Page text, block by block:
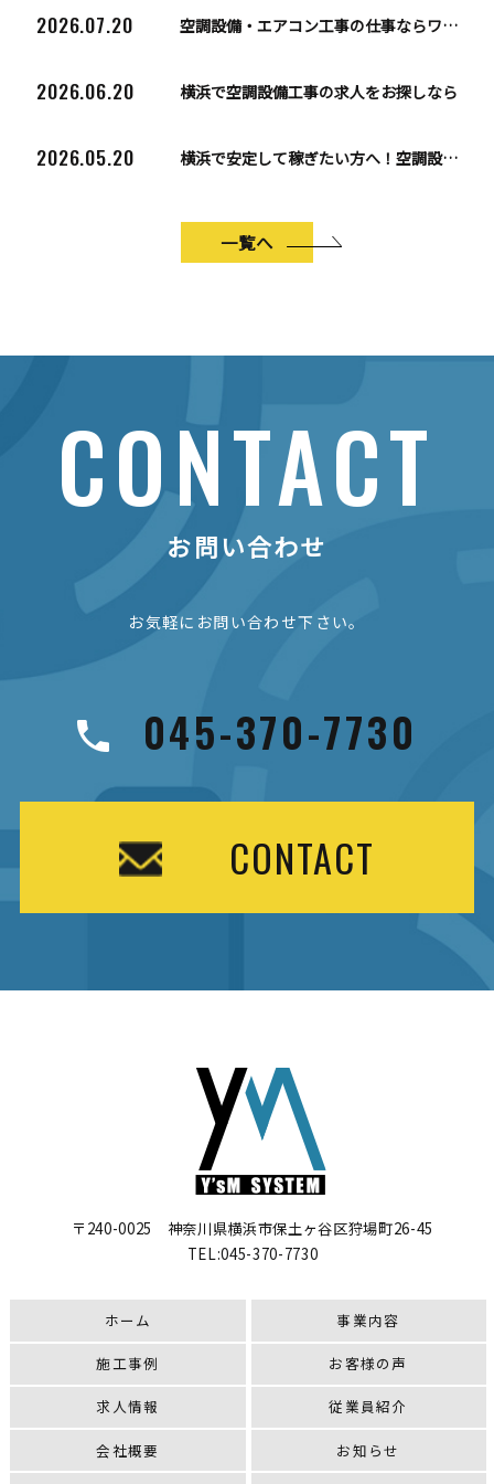
2026.07.20 空調設備・エアコン工事の仕事ならワイズエムシステム
2026.06.20 横浜で空調設備工事の求人をお探しなら
2026.05.20 横浜で安定して稼ぎたい方へ！空調設備・エアコン工事の求人と仕事のやりがいとは
一覧へ
CONTACT
お問い合わせ
お気軽にお問い合わせ下さい。
045-370-7730
CONTACT
〒240-0025 神奈川県横浜市保土ヶ谷区狩場町26-45
TEL:045-370-7730
ホーム 事業内容
施工事例 お客様の声
求人情報 従業員紹介
会社概要 お知らせ